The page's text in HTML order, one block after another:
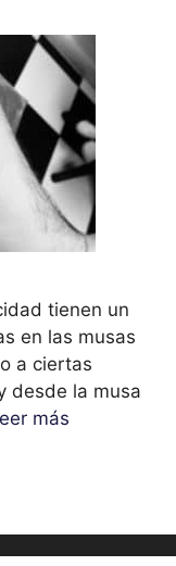
tienen un
en las musas
a ciertas
desde la musa
más